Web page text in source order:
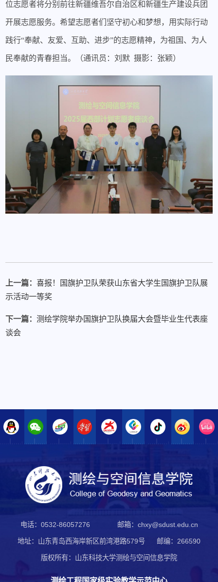
位志愿者将分别前往新疆维吾尔自治区和新疆生产建设兵团
开展志愿服务。希望志愿者们坚守初心和梦想，用实际行动
践行“奉献、友爱、互助、进步”的志愿精神，为祖国、为人
民奉献的青春担当。（通讯员：刘默 摄影：张颖）
上一篇：喜报！国旗护卫队荣获山东省大学生国旗护卫队展
示活动一等奖
下一篇：测绘学院举办国旗护卫队换届大会暨毕业生代表座
谈会
电话：0532-86057276 邮箱：chxy@sdust.edu.cn
地址：山东青岛西海岸新区前湾港路579号 邮编：266590
版权所有：山东科技大学测绘与空间信息学院